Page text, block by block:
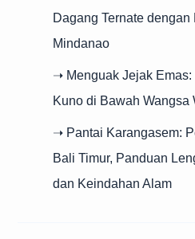
Dagang Ternate dengan
Mindanao
➝ Menguak Jejak
Kuno di Bawah Wangsa
➝ Pantai Karangasem:
Bali Timur, Panduan
dan Keindahan Alam